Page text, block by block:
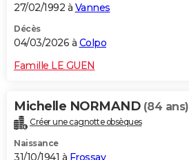
27/02/1992 à Vannes
Décès
04/03/2026 à Colpo
Famille LE GUEN
Michelle NORMAND (84 ans)
Créer une cagnotte obsèques
Naissance
31/10/1941 à Frossay